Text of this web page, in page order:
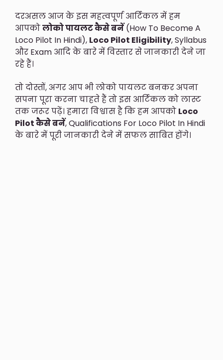
दरअसल आज के इस महत्वपूर्ण आर्टिकल में हम
आपकोलोको पायलट कैसे बनें(How To Become A
Loco Pilot In Hindi), Loco Pilot Eligibility, Syllabus
और Exam आदि के बारे में विस्तार से जानकारी देने जा
रहे हैं।
तो दोस्तों, अगर आप भी लोको पायलट बनकर अपना
सपना पूरा करना चाहते हैं तो इस आर्टिकल को लास्ट
तक जरूर पढ़ें। हमारा विश्वास है कि हम आपको Loco
Pilot कैसे बनें, Qualifications For Loco Pilot In Hindi
के बारे में पूरी जानकारी देने में सफल साबित होंगे।